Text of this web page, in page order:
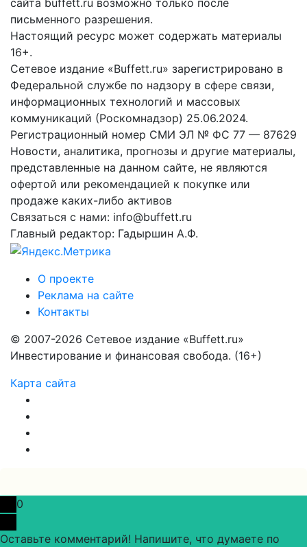
сайта buffett.ru возможно только после
письменного разрешения.
Настоящий ресурс может содержать материалы
16+.
Сетевое издание «Buffett.ru» зарегистрировано в
Федеральной службе по надзору в сфере связи,
информационных технологий и массовых
коммуникаций (Роскомнадзор) 25.06.2024.
Регистрационный номер СМИ ЭЛ № ФС 77 — 87629
Новости, аналитика, прогнозы и другие материалы,
представленные на данном сайте, не являются
офертой или рекомендацией к покупке или
продаже каких-либо активов
Связаться с нами: info@buffett.ru
Главный редактор: Гадыршин А.Ф.
О проекте
Реклама на сайте
Контакты
© 2007-2026 Сетевое издание «Buffett.ru»
Инвестирование и финансовая свобода. (16+)
Карта сайта
0
Оставьте комментарий! Напишите, что думаете по